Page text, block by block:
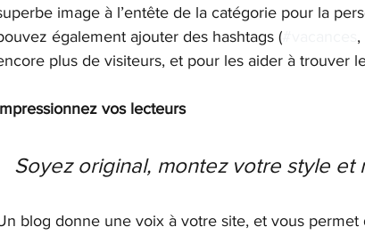
image à l’entête de la catégorie pour la
également ajouter des hashtags (
,
plus de visiteurs, et pour les aider à trouver
vos lecteurs
Soyez original, montez votre style et
blog donne une voix à votre site, et vous